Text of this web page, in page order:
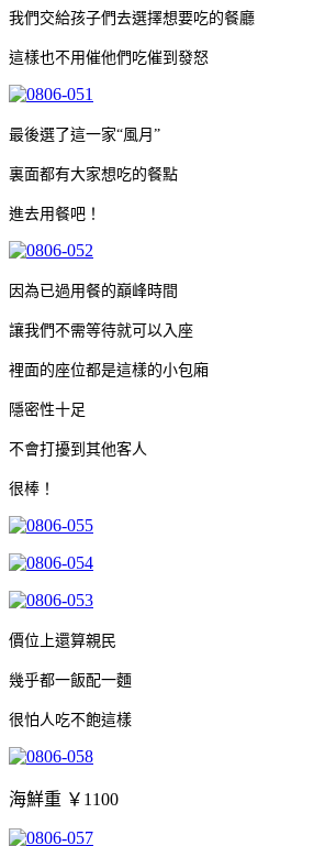
我們交給孩子們去選擇想要吃的餐廳
這樣也不用催他們吃催到發怒
最後選了這一家“風月”
裏面都有大家想吃的餐點
進去用餐吧！
因為已過用餐的巔峰時間
讓我們不需等待就可以入座
裡面的座位都是這樣的小包廂
隱密性十足
不會打擾到其他客人
很棒！
價位上還算親民
幾乎都一飯配一麵
很怕人吃不飽這樣
海鮮重 ￥1100